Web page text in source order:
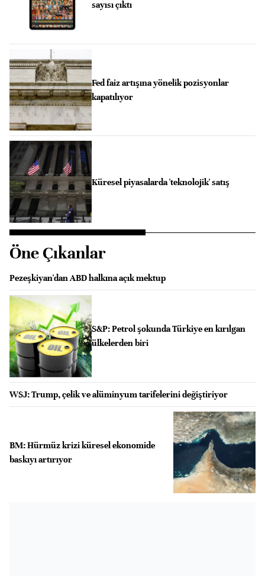
sayısı çıktı
Fed faiz artışına yönelik pozisyonlar
kapatılıyor
Küresel piyasalarda 'teknolojik' satış
Öne Çıkanlar
Pezeşkiyan'dan ABD halkına açık mektup
S&P: Petrol şokunda Türkiye en kırılgan
ülkelerden biri
WSJ: Trump, çelik ve alüminyum tarifelerini değiştiriyor
BM: Hürmüz krizi küresel ekonomide
baskıyı artırıyor